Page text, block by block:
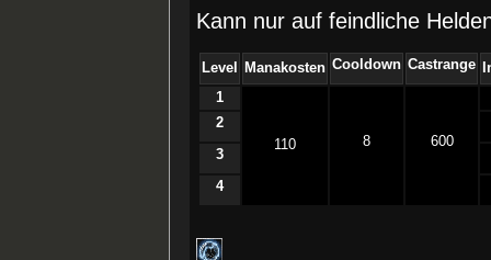
Kann nur auf feindliche
Level Manakosten Cooldown Castrange
1
110 8 600
2
3
4